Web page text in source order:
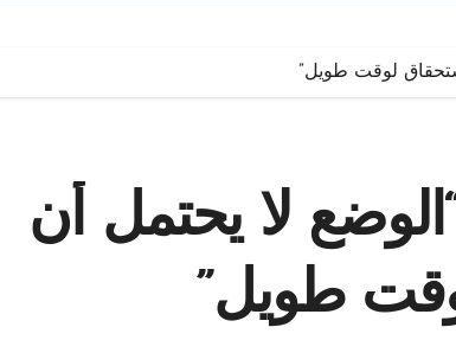
لوقت طويل”
لا يحتمل أن
طويل”